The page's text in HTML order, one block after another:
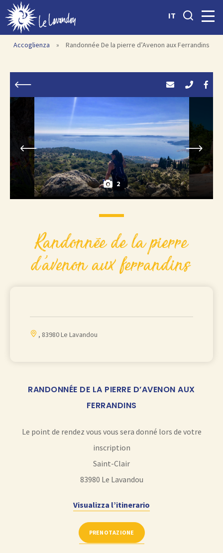
IT
Accoglienza » Randonnée De la pierre d’Avenon aux Ferrandins
2
randonnée de la pierre
d’avenon aux ferrandins
, 83980 Le Lavandou
RANDONNÉE DE LA PIERRE D’AVENON AUX
FERRANDINS
Le point de rendez vous vous sera donné lors de votre
inscription
Saint-Clair
83980 Le Lavandou
Visualizza l’itinerario
PRENOTAZIONE